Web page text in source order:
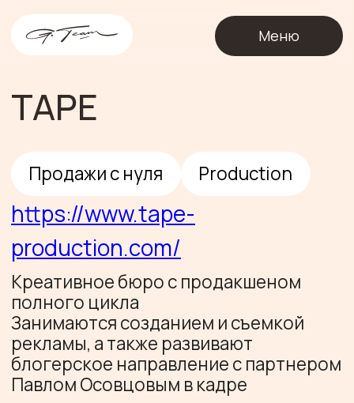
Креативное бюро с продакшеном
полного цикла
Занимаются созданием и съемкой
рекламы, а также развивают
блогерское направление с партнером
Павлом Осовцовым в кадре
Продажи с нуля
https://www.tape-
production.com/
Провели
диагностику и